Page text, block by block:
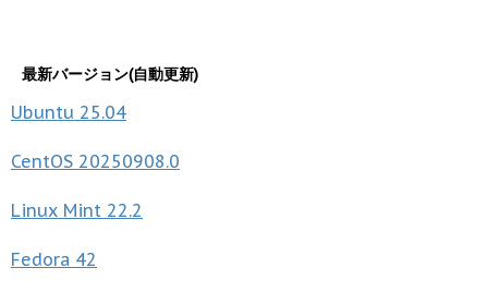
最新バージョン(自動更新)
Ubuntu 25.04
CentOS 20250908.0
Linux Mint 22.2
Fedora 42